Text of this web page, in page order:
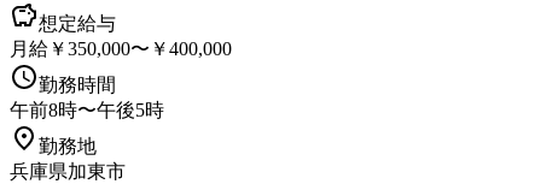
想定給与
月給￥350,000〜￥400,000
勤務時間
午前8時〜午後5時
勤務地
兵庫県加東市